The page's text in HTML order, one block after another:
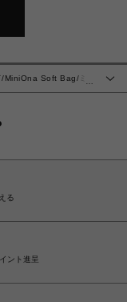
MiniOna Soft Bag/ミ
る
ント進呈